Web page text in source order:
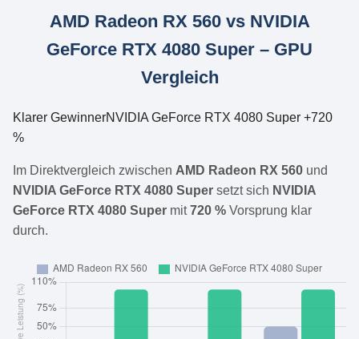
AMD Radeon RX 560 vs NVIDIA
GeForce RTX 4080 Super – GPU
Vergleich
Klarer GewinnerNVIDIA GeForce RTX 4080 Super +720
%
Im Direktvergleich zwischen AMD Radeon RX 560 und
NVIDIA GeForce RTX 4080 Super setzt sich NVIDIA
GeForce RTX 4080 Super mit720 % Vorsprung klar
durch.